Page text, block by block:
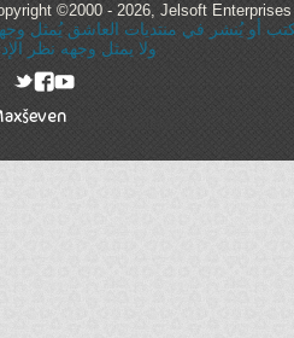
©2000 - 2026, Jelsoft Enterprises
أو يُنشر في منتديات العاشق يُمثل
ولا يمثل وجهه نظر